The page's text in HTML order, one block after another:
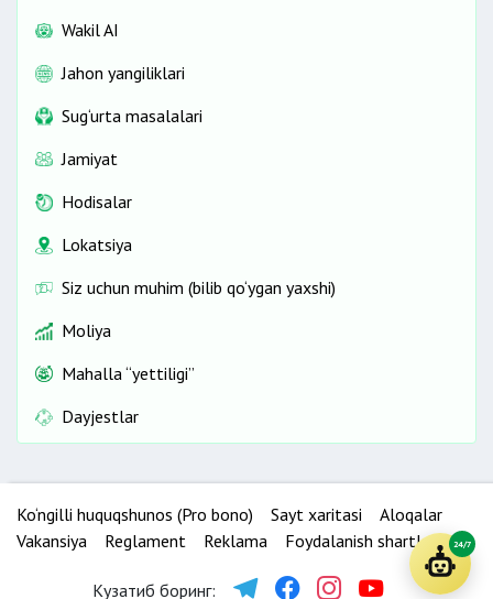
Wakil AI
Jahon yangiliklari
Sug‘urta masalalari
Jamiyat
Hodisalar
Lokatsiya
Siz uchun muhim (bilib qo‘ygan yaxshi)
Moliya
Mahalla “yettiligi”
Dayjestlar
Ko‘ngilli huquqshunos (Pro bono) Sayt xaritasi
Aloqalar
Vakansiya
Reglament Reklama Foydalanish shartlari
Кузатиб боринг:
24/7